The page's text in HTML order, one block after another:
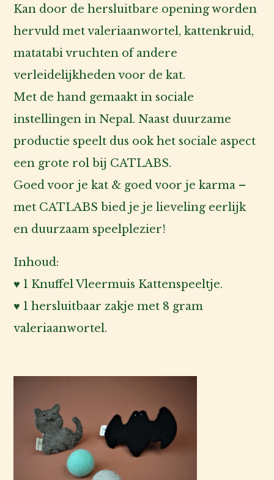
Kan door de hersluitbare opening worden
hervuld met valeriaanwortel, kattenkruid,
matatabi vruchten of andere
verleidelijkheden voor de kat.
Met de hand gemaakt in sociale
instellingen in Nepal. Naast duurzame
productie speelt dus ook het sociale aspect
een grote rol bij CATLABS.
Goed voor je kat & goed voor je karma –
met CATLABS bied je je lieveling eerlijk
en duurzaam speelplezier!
Inhoud:
♥ 1 Knuffel Vleermuis Kattenspeeltje.
♥ 1 hersluitbaar zakje met 8 gram
valeriaanwortel.